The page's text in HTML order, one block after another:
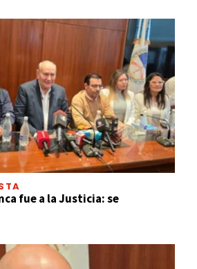
fue a la Justicia: se